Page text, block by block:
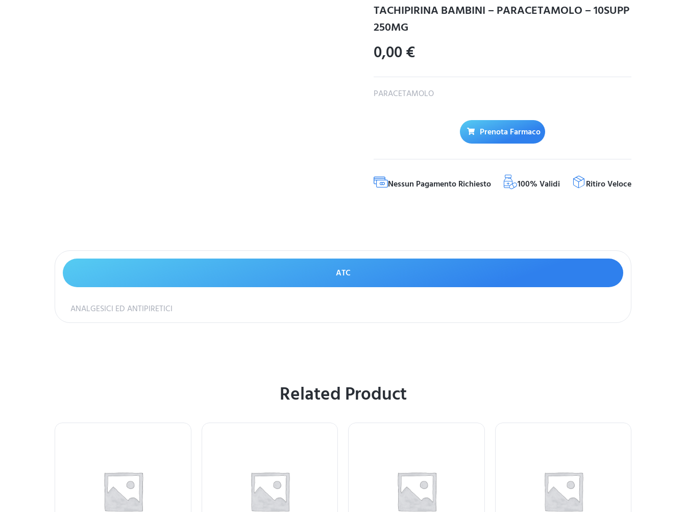
TACHIPIRINA BAMBINI – PARACETAMOLO – 10SUPP
250MG
0,00€
PARACETAMOLO
Prenota Farmaco
Nessun Pagamento Richiesto 100% Validi Ritiro Veloce
ATC
ANALGESICI ED ANTIPIRETICI
Related Product